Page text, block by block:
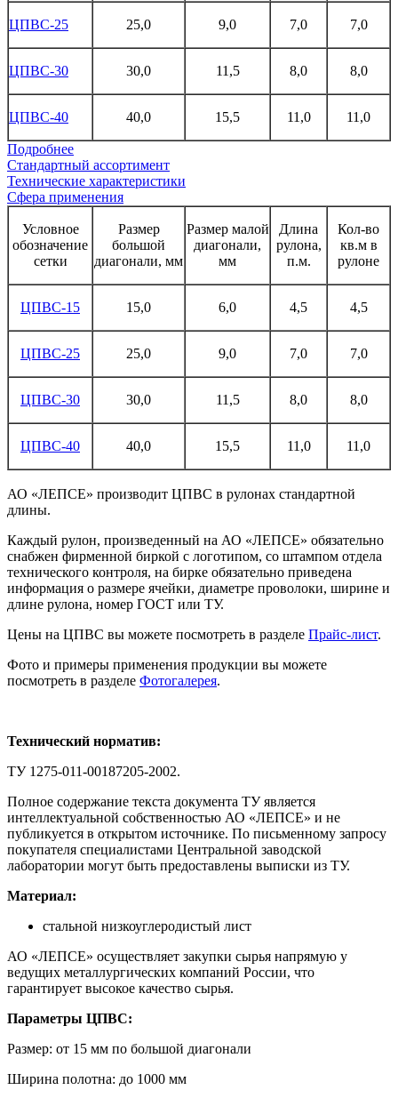
ЦПВС-25 25,0 9,0 7,0 7,0
ЦПВС-30 30,0 11,5 8,0 8,0
ЦПВС-40 40,0 15,5 11,0 11,0
Подробнее
Стандартный ассортимент
Технические характеристики
Сфера применения
Условное
обозначение
сетки
Размер
большой
диагонали, мм
Размер малой
диагонали,
мм
Длина
рулона,
п.м.
Кол-во
кв.м в
рулоне
ЦПВС-15 15,0 6,0 4,5 4,5
ЦПВС-25 25,0 9,0 7,0 7,0
ЦПВС-30 30,0 11,5 8,0 8,0
ЦПВС-40 40,0 15,5 11,0 11,0
АО «ЛЕПСЕ» производит ЦПВС в рулонах стандартной
длины.
Каждый рулон, произведенный на АО «ЛЕПСЕ» обязательно
снабжен фирменной биркой с логотипом, со штампом отдела
технического контроля, на бирке обязательно приведена
информация о размере ячейки, диаметре проволоки, ширине и
длине рулона, номер ГОСТ или ТУ.
Цены на ЦПВС вы можете посмотреть в разделе Прайс-лист.
Фото и примеры применения продукции вы можете
посмотреть в разделе Фотогалерея.
Технический норматив:
ТУ 1275-011-00187205-2002.
Полное содержание текста документа ТУ является
интеллектуальной собственностью АО «ЛЕПСЕ» и не
публикуется в открытом источнике. По письменному запросу
покупателя специалистами Центральной заводской
лаборатории могут быть предоставлены выписки из ТУ.
Материал:
стальной низкоуглеродистый лист
АО «ЛЕПСЕ» осуществляет закупки сырья напрямую у
ведущих металлургических компаний России, что
гарантирует высокое качество сырья.
Параметры ЦПВС:
Размер: от 15 мм по большой диагонали
Ширина полотна: до 1000 мм